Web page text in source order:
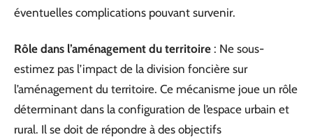
éventuelles complications pouvant survenir.
Rôle dans l’aménagement du territoire : Ne sous-
estimez pas l’impact de la division foncière sur
l’aménagement du territoire. Ce mécanisme joue un rôle
déterminant dans la configuration de l’espace urbain et
rural. Il se doit de répondre à des objectifs